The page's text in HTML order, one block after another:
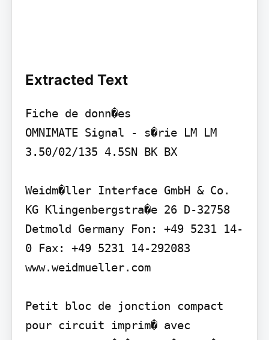
Extracted Text
Fiche de donn�es
OMNIMATE Signal - s�rie LM LM
3.50/02/135 4.5SN BK BX
Weidm�ller Interface GmbH & Co.
KG Klingenbergstra�e 26 D-32758
Detmold Germany Fon: +49 5231 14-
0 Fax: +49 5231 14-292083
www.weidmueller.com
Petit bloc de jonction compact
pour circuit imprim� avec